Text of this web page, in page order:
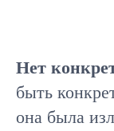
Нет
быть
она была